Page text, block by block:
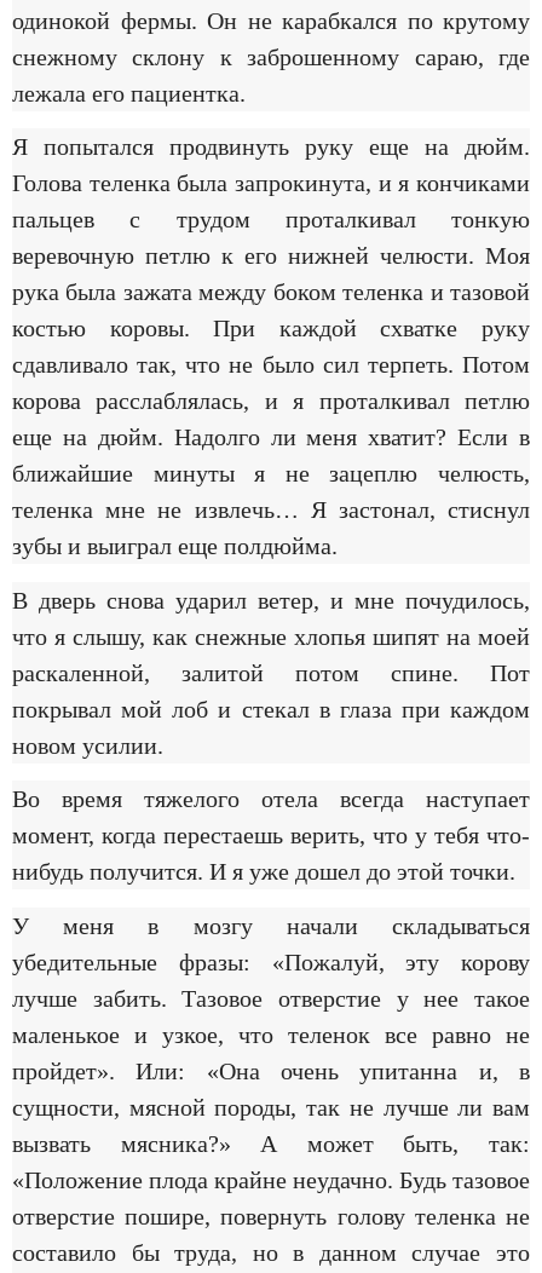
одинокой фермы. Он не карабкался по крутому
снежному склону к заброшенному сараю, где
лежала его пациентка.
Я попытался продвинуть руку еще на дюйм.
Голова теленка была запрокинута, и я кончиками
пальцев с трудом проталкивал тонкую
веревочную петлю к его нижней челюсти. Моя
рука была зажата между боком теленка и тазовой
костью коровы. При каждой схватке руку
сдавливало так, что не было сил терпеть. Потом
корова расслаблялась, и я проталкивал петлю
еще на дюйм. Надолго ли меня хватит? Если в
ближайшие минуты я не зацеплю челюсть,
теленка мне не извлечь… Я застонал, стиснул
зубы и выиграл еще полдюйма.
В дверь снова ударил ветер, и мне почудилось,
что я слышу, как снежные хлопья шипят на моей
раскаленной, залитой потом спине. Пот
покрывал мой лоб и стекал в глаза при каждом
новом усилии.
Во время тяжелого отела всегда наступает
момент, когда перестаешь верить, что у тебя что-
нибудь получится. И я уже дошел до этой точки.
У меня в мозгу начали складываться
убедительные фразы: «Пожалуй, эту корову
лучше забить. Тазовое отверстие у нее такое
маленькое и узкое, что теленок все равно не
пройдет». Или: «Она очень упитанна и, в
сущности, мясной породы, так не лучше ли вам
вызвать мясника?» А может быть, так:
«Положение плода крайне неудачно. Будь тазовое
отверстие пошире, повернуть голову теленка не
составило бы труда, но в данном случае это